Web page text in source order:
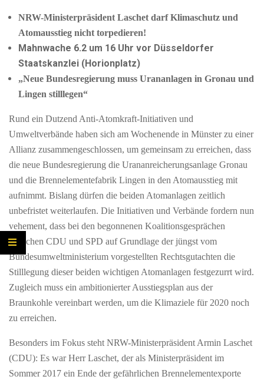
NRW-Ministerpräsident Laschet darf Klimaschutz und
Atomausstieg nicht torpedieren!
Mahnwache 6.2 um 16 Uhr vor Düsseldorfer
Staatskanzlei (Horionplatz)
„Neue Bundesregierung muss Urananlagen in Gronau und
Lingen stilllegen“
Rund ein Dutzend Anti-Atomkraft-Initiativen und
Umweltverbände haben sich am Wochenende in Münster zu einer
Allianz zusammengeschlossen, um gemeinsam zu erreichen, dass
die neue Bundesregierung die Urananreicherungsanlage Gronau
und die Brennelementefabrik Lingen in den Atomausstieg mit
aufnimmt. Bislang dürfen die beiden Atomanlagen zeitlich
unbefristet weiterlaufen. Die Initiativen und Verbände fordern nun
vehement, dass bei den begonnenen Koalitionsgesprächen
zwischen CDU und SPD auf Grundlage der jüngst vom
Bundesumweltministerium vorgestellten Rechtsgutachten die
Stilllegung dieser beiden wichtigen Atomanlagen festgezurrt wird.
Zugleich muss ein ambitionierter Ausstiegsplan aus der
Braunkohle vereinbart werden, um die Klimaziele für 2020 noch
zu erreichen.
Besonders im Fokus steht NRW-Ministerpräsident Armin Laschet
(CDU): Es war Herr Laschet, der als Ministerpräsident im
Sommer 2017 ein Ende der gefährlichen Brennelementexporte